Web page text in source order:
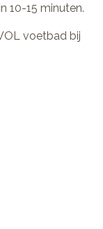
10-15 minuten.
voetbad bij